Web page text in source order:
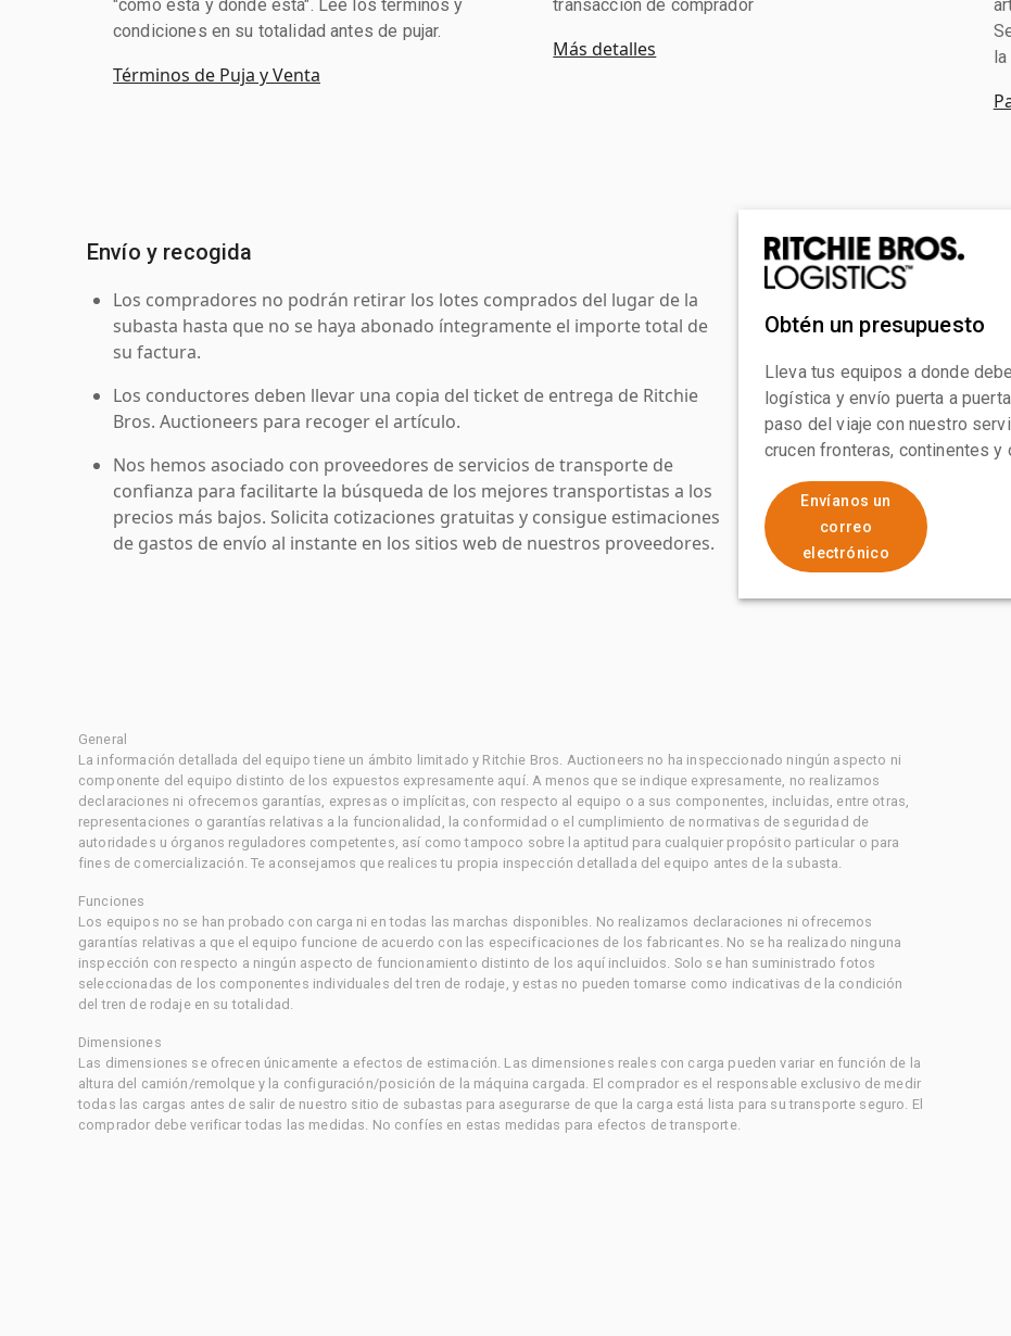
"como está y donde está". Lee los términos y
condiciones en su totalidad antes de pujar.
Términos de Puja y Venta
transacción de comprador
Más detalles
Envío y recogida
Los compradores no podrán retirar los lotes comprados del lugar de la
subasta hasta que no se haya abonado íntegramente el importe total de
su factura.
Los conductores deben llevar una copia del ticket de entrega de Ritchie
Bros. Auctioneers para recoger el artículo.
Nos hemos asociado con proveedores de servicios de transporte de
confianza para facilitarte la búsqueda de los mejores transportistas a los
precios más bajos. Solicita cotizaciones gratuitas y consigue estimaciones
de gastos de envío al instante en los sitios web de nuestros proveedores.
Obtén un presupuesto
Lleva tus equipos a donde
logística y envío puerta a
paso del viaje con nuestro
crucen fronteras, continentes
Envíanos un
correo
electrónico
General
La información detallada del equipo tiene un ámbito limitado y Ritchie Bros. Auctioneers no ha inspeccionado ningún aspecto ni
componente del equipo distinto de los expuestos expresamente aquí. A menos que se indique expresamente, no realizamos
declaraciones ni ofrecemos garantías, expresas o implícitas, con respecto al equipo o a sus componentes, incluidas, entre otras,
representaciones o garantías relativas a la funcionalidad, la conformidad o el cumplimiento de normativas de seguridad de
autoridades u órganos reguladores competentes, así como tampoco sobre la aptitud para cualquier propósito particular o para
fines de comercialización. Te aconsejamos que realices tu propia inspección detallada del equipo antes de la subasta.
Funciones
Los equipos no se han probado con carga ni en todas las marchas disponibles. No realizamos declaraciones ni ofrecemos
garantías relativas a que el equipo funcione de acuerdo con las especificaciones de los fabricantes. No se ha realizado ninguna
inspección con respecto a ningún aspecto de funcionamiento distinto de los aquí incluidos. Solo se han suministrado fotos
seleccionadas de los componentes individuales del tren de rodaje, y estas no pueden tomarse como indicativas de la condición
del tren de rodaje en su totalidad.
Dimensiones
Las dimensiones se ofrecen únicamente a efectos de estimación. Las dimensiones reales con carga pueden variar en función de la
altura del camión/remolque y la configuración/posición de la máquina cargada. El comprador es el responsable exclusivo de medir
todas las cargas antes de salir de nuestro sitio de subastas para asegurarse de que la carga está lista para su transporte seguro. El
comprador debe verificar todas las medidas. No confíes en estas medidas para efectos de transporte.